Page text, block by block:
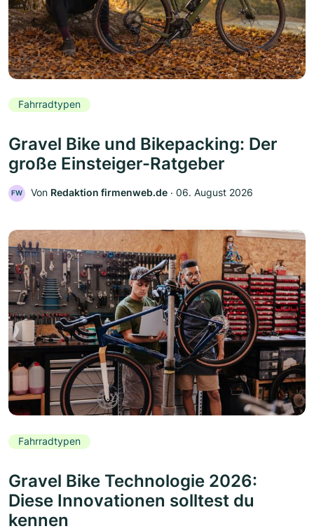
Fahrradtypen
Gravel Bike und Bikepacking: Der
große Einsteiger-Ratgeber
FW Von Redaktion firmenweb.de ‧ 06. August 2026
Fahrradtypen
Gravel Bike Technologie 2026:
Diese Innovationen solltest du
kennen